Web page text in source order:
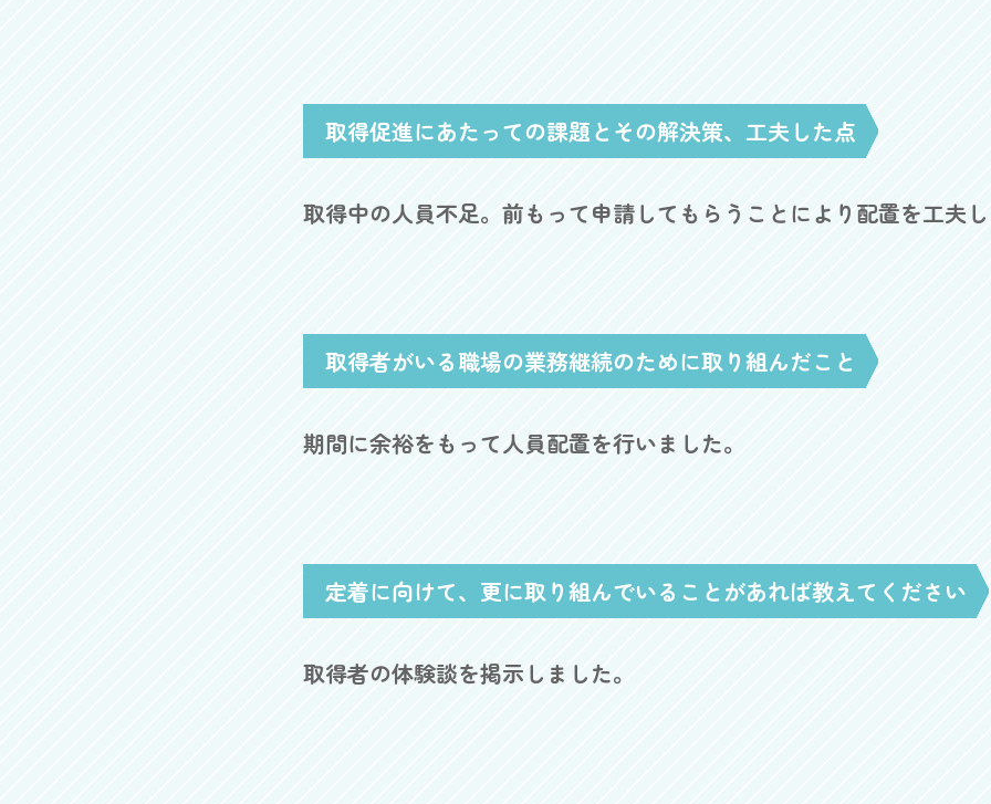
取得促進にあたっての課題とその解決策、工夫した点
取得中の人員不足。前もって申請してもらうことにより配置を工夫
取得者がいる職場の業務継続のために取り組んだこと
期間に余裕をもって人員配置を行いました。
定着に向けて、更に取り組んでいることがあれば教えてください
取得者の体験談を掲示しました。